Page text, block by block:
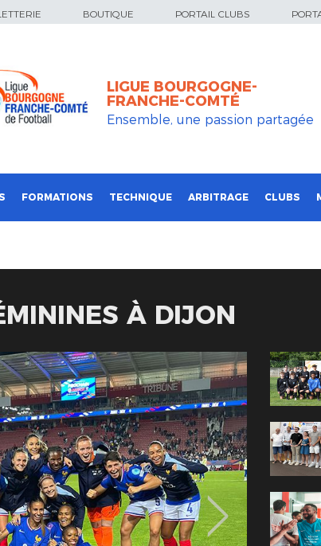
BOUTIQUE PORTAIL CLUBS
LIGUE BOURGOGNE-
FRANCHE-COMTÉ
Ensemble, une passion partagée
FORMATIONS TECHNIQUE ARBITRAGE CLUBS
À DIJON